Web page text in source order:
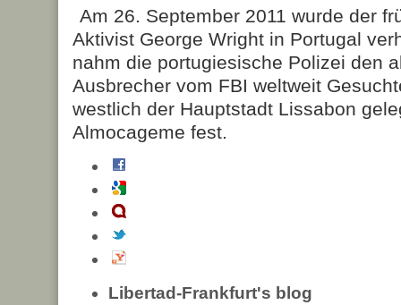
Am 26. September 2011 wurde der
Aktivist George Wright in Portugal
nahm die portugiesische Polizei den
Ausbrecher vom FBI weltweit
westlich der Hauptstadt Lissabon
Almocageme fest.
Libertad-Frankfurt's blog